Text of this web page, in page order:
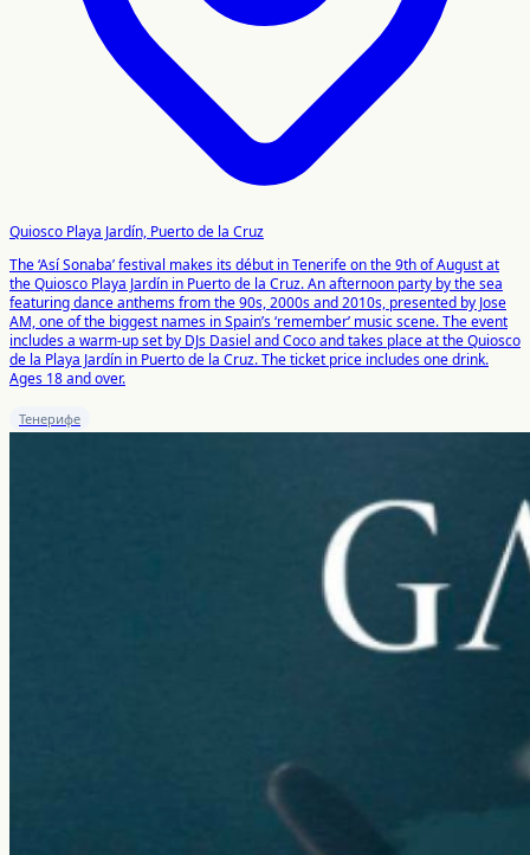
Quiosco Playa Jardín, Puerto de la Cruz
The ‘Así Sonaba’ festival makes its début in Tenerife on the 9th of August at
the Quiosco Playa Jardín in Puerto de la Cruz. An afternoon party by the sea
featuring dance anthems from the 90s, 2000s and 2010s, presented by Jose
AM, one of the biggest names in Spain’s ‘remember’ music scene. The event
includes a warm-up set by DJs Dasiel and Coco and takes place at the Quiosco
de la Playa Jardín in Puerto de la Cruz. The ticket price includes one drink.
Ages 18 and over.
Тенерифе